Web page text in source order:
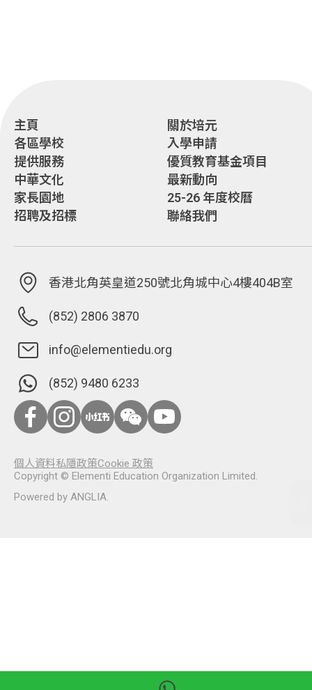
主頁
關於培元
各區學校
入學申請
提供服務
優質教育基金項目
中華文化
最新動向
家長園地
25-26 年度校曆
招聘及招標
聯絡我們
香港北角英皇道250號北角城中心4樓404B室
(852) 2806 3870
info@elementiedu.org
(852) 9480 6233
Copyright © Elementi Education Organization Limited.
Powered by ANGLIA.
個人資料私隱政策Cookie 政策